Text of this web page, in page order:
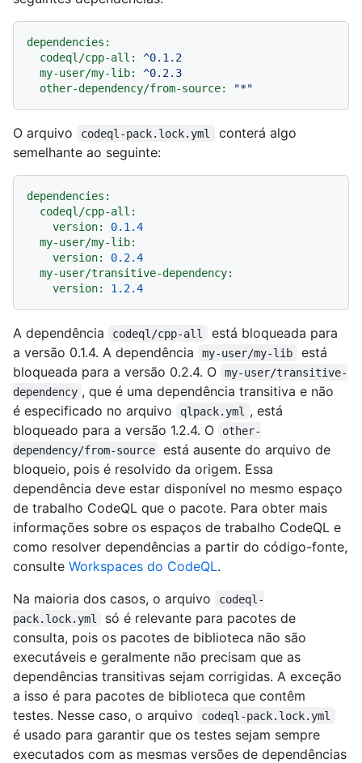
dependencies:
codeql/cpp-all:
^0.1.2
my-user/my-lib:
^0.2.3
other-dependency/from-source:
"*"
O arquivo codeql-pack.lock.yml
conterá algo
semelhante ao seguinte:
dependencies:
codeql/cpp-all:
version:
0.1 .4
my-user/my-lib:
version:
0.2.4
my-user/transitive-dependency:
version:
1.2.4
A dependência codeql/cpp-all
está bloqueada para
a versão 0.1.4. A dependência
my-user/my-lib
está
bloqueada para a versão 0.2.4. O
my-user/transitive-
dependency , que é uma dependência transitiva e não
é especificado no arquivo
qlpack.yml
, está
bloqueado para a versão 1.2.4. O
other-
dependency/from-source
está ausente do arquivo de
bloqueio, pois é resolvido da origem. Essa
dependência deve estar disponível no mesmo espaço
de trabalho CodeQL que o pacote. Para obter mais
informações sobre os espaços de trabalho CodeQL e
como resolver dependências a partir do código-fonte,
consulte Workspaces do CodeQL.
Na maioria dos casos, o arquivo
codeql-
pack.lock.yml
só é relevante para pacotes de
consulta, pois os pacotes de biblioteca não são
executáveis e geralmente não precisam que as
dependências transitivas sejam corrigidas. A exceção
a isso é para pacotes de biblioteca que contêm
testes. Nesse caso, o arquivo
codeql-pack.lock.yml
é usado para garantir que os testes sejam sempre
executados com as mesmas versões de dependências